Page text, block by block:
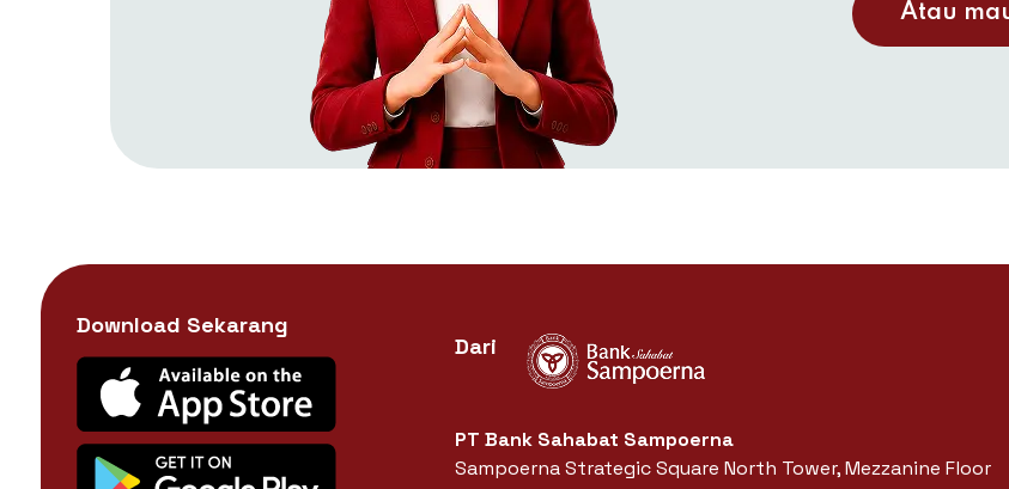
Atau
Download Sekarang
Dari
PT Bank Sahabat Sampoerna
Sampoerna Strategic Square North Tower, Mezzanine Floor